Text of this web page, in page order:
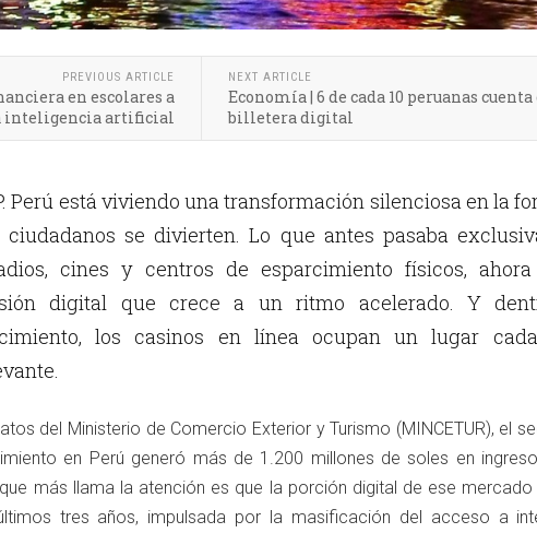
PREVIOUS ARTICLE
en escolares a
inteligencia artificial
NEXT ARTICLE
Economía | 6 de cada 10 peruanas
billetera digital
TIMES
Perú está viviendo una transformación silenciosa en la
ciudadanos se divierten. Lo que antes pasaba
cines y centros de esparcimiento físicos,
digital que crece a un ritmo acelerado. Y
los casinos en línea ocupan un lugar
del Ministerio de Comercio Exterior y Turismo (MINCETUR), el
en Perú generó más de 1.200 millones de soles en
más llama la atención es que la porción digital de ese
tres años, impulsada por la masificación del acceso a